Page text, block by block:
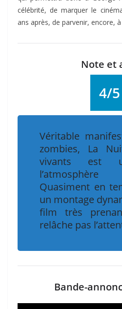
célébrité, de marquer le
ans après, de parvenir, encore,
Note et
4/5
Véritable
zombies, La
vivants est
l’atmosphère
Quasiment en
un montage
film très
relâche pas
Bande-